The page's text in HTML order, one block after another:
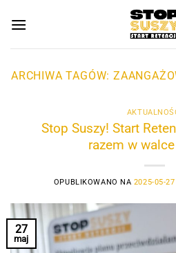
ARCHIWA TAGÓW:
Stop Suszy! Start
razem w
OPUBLIKOWANO NA 2025-05-27
27
maj